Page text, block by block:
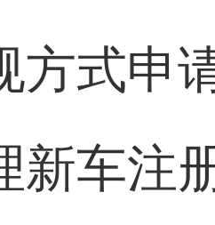
方式申
新车注